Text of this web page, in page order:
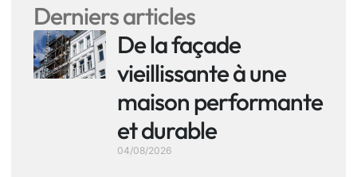
Derniers articles
De la façade
vieillissante à une
maison performante
et durable
04/08/2026